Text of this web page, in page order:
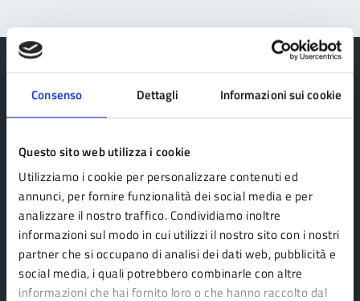
Consenso Dettagli Informazioni sui cookie
Questo sito web utilizza i cookie
Utilizziamo i cookie per personalizzare contenuti ed
annunci, per fornire funzionalità dei social media e per
analizzare il nostro traffico. Condividiamo inoltre
informazioni sul modo in cui utilizzi il nostro sito con i nostri
partner che si occupano di analisi dei dati web, pubblicità e
social media, i quali potrebbero combinarle con altre
informazioni che hai fornito loro o che hanno raccolto dal
Comune Lama Mocogno
AMMINISTRAZIONE
Organi di governo
Aree amministrative
Uffici
Enti e fondazioni